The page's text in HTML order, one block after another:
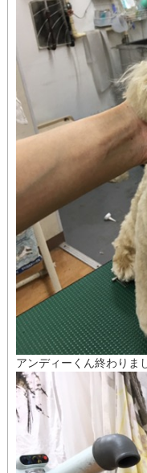
アンディーくん終わりま